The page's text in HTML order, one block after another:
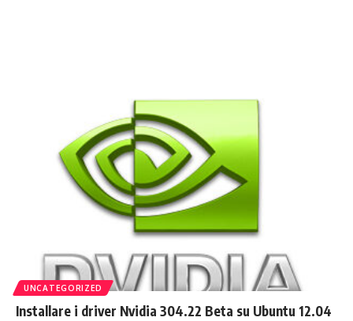
UNCATEGORIZED
Installare i driver Nvidia 304.22 Beta su Ubuntu 12.04